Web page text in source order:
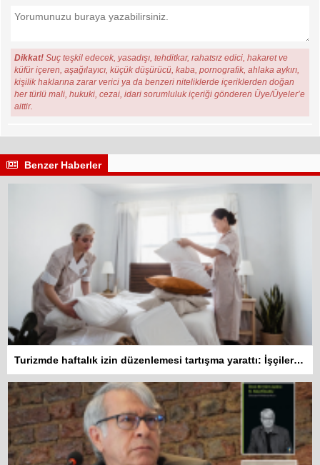
Dikkat! Suç teşkil edecek, yasadışı, tehditkar, rahatsız edici, hakaret ve
küfür içeren, aşağılayıcı, küçük düşürücü, kaba, pornografik, ahlaka aykırı,
kişilik haklarına zarar verici ya da benzeri niteliklerde içeriklerden doğan
her türlü mali, hukuki, cezai, idari sorumluluk içeriği gönderen Üye/Üyeler’e
aittir.
Benzer Haberler
Turizmde haftalık izin düzenlemesi tartışma yarattı: İşçiler 10 gün çalışmadan izin kullanamayacak